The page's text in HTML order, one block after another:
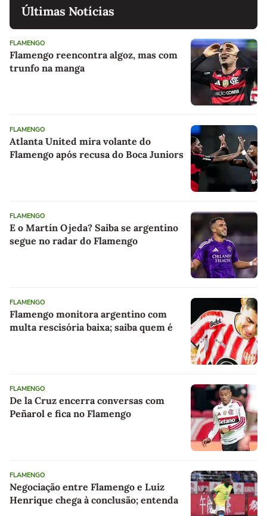
Últimas Notícias
FLAMENGO
Flamengo reencontra algoz, mas com
trunfo na manga
FLAMENGO
Atlanta United mira volante do
Flamengo após recusa do Boca Juniors
FLAMENGO
E o Martín Ojeda? Saiba se argentino
segue no radar do Flamengo
FLAMENGO
Flamengo monitora argentino com
multa rescisória baixa; saiba quem é
FLAMENGO
De la Cruz encerra conversas com
Peñarol e fica no Flamengo
FLAMENGO
Negociação entre Flamengo e Luiz
Henrique chega à conclusão; entenda